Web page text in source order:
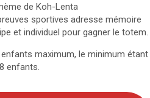
de Koh-Lenta
sportives adresse mémoire
et individuel pour gagner le totem.
maximum, le minimum étant
enfants.